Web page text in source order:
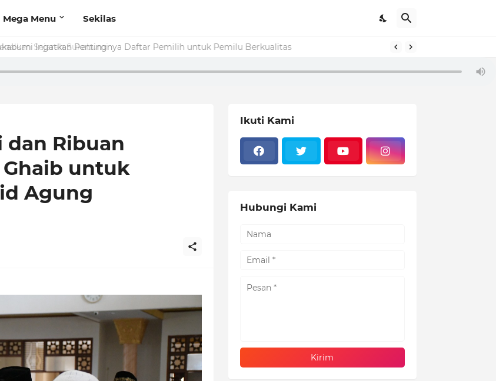
Mega Menu Sekilas
Ingatkan Pentingnya Daftar Pemilih untuk Pemilu Berkualitas
dan Ribuan
untuk
Agung
Ikuti Kami
Hubungi Kami